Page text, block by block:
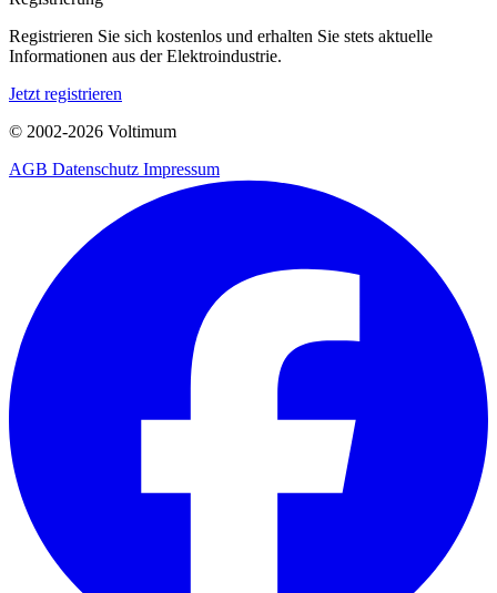
Registrieren Sie sich kostenlos und erhalten Sie stets aktuelle
Informationen aus der Elektroindustrie.
Jetzt registrieren
© 2002-2026 Voltimum
AGB Datenschutz Impressum